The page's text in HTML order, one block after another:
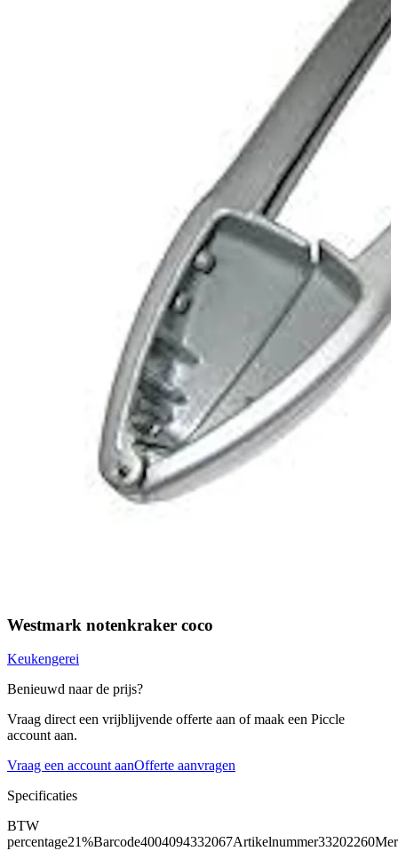
Westmark notenkraker coco
Keukengerei
Benieuwd naar de prijs?
Vraag direct een vrijblijvende offerte aan of maak een Piccle
account aan.
Vraag een account aanOfferte aanvragen
Specificaties
BTW
percentage21%Barcode4004094332067Artikelnummer33202260